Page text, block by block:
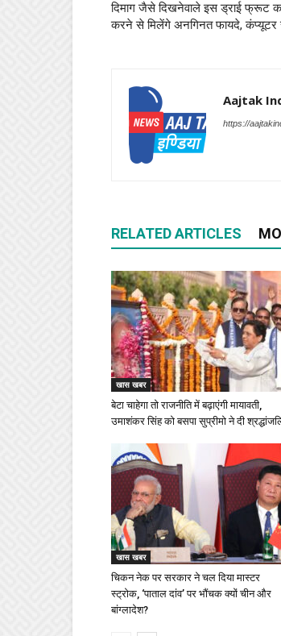
दिमाग जैसे दिखनेवाले इस ड्राई फ्रूट
करने से मिलेंगे अनगिनत फायदे, कंप्यूटर
Aajtak
https://
RELATED ARTICLES
खास खबर
बेटा चाहेगा तो राजनीति में बढ़ाएंगी मायावती,
उमाशंकर सिंह को बसपा सुप्रीमो ने दी
खास खबर
चिकन नेक पर सरकार ने चल दिया मास्टर
स्ट्रोक, ‘पाताल दांव’ पर भौंचक क्यों चीन और
बांग्लादेश?